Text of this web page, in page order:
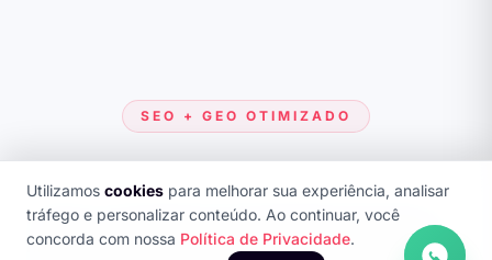
SEO + GEO OTIMIZADO
Investir em Site Barato para Pequenas Empresas e
mais do que ter uma pagina na internet: e construir
Utilizamos cookies para melhorar sua experiência, analisar
tráfego e personalizar conteúdo. Ao continuar, você
concorda com nossa Política de Privacidade.